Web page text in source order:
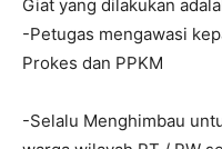
Giat yang dilakukan
-Petugas mengawasi
Prokes dan PPKM
-Selalu Menghimbau